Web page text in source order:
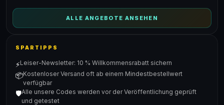
ALLE ANGEBOTE ANSEHEN
SPARTIPPS
⚡Leiser-Newsletter: 10 % Willkommensrabatt sichern
📦Kostenloser Versand oft ab einem Mindestbestellwert
verfügbar
🛡️Alle unsere Codes werden vor der Veröffentlichung geprüft
und getestet